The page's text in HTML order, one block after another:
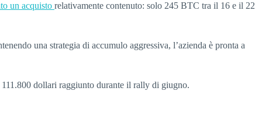
un acquisto relativamente contenuto: solo 245 BTC tra il 16 e il 22
una strategia di accumulo aggressiva, l’azienda è pronta a
dollari raggiunto durante il rally di giugno.